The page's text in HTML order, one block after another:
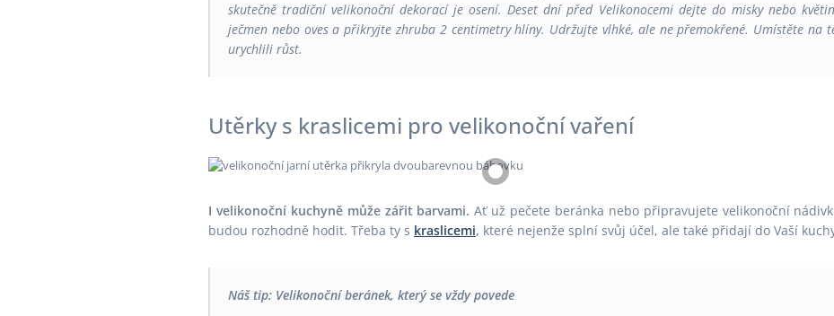
skutečně tradiční velikonoční dekorací je osení. Deset dní před Velikonocemi dejte do misky nebo
ječmen nebo oves a přikryjte zhruba 2 centimetry hlíny. Udržujte vlhké, ale ne přemokřené. Umístěte na
urychlili růst.
Utěrky s kraslicemi pro velikonoční vaření
I velikonoční kuchyně může zářit barvami. Ať už pečete beránka nebo připravujete velikonoční
budou rozhodně hodit. Třeba ty s kraslicemi, které nejenže splní svůj účel, ale také přidají do Vaší
Náš tip: Velikonoční beránek, který se vždy povede